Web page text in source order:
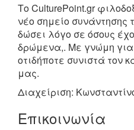
Το CulturePoint.gr
νέο σημείο συνάντησης
δώσει λόγο σε όσους
δρώμενα,. Με γνώμη για
οτιδήποτε συνιστά τον
μας.
Διαχείριση:
Επικοινωνία